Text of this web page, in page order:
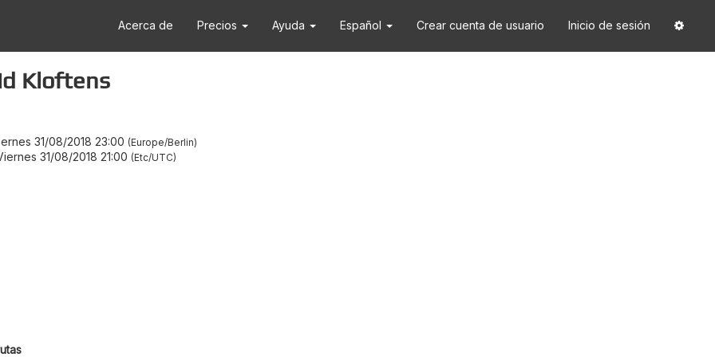
Acerca de Precios Ayuda Español Crear cuenta de usuario Inicio de sesión
Kloftens
31/08/2018 23:00 Europe/Berlin
31/08/2018 21:00 Etc/UTC